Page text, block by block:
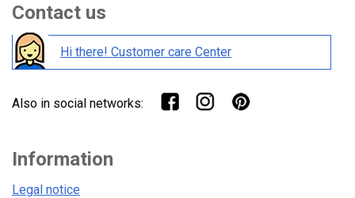
Contact us
Hi there! Customer care Center
Also in social networks:
Information
Legal notice